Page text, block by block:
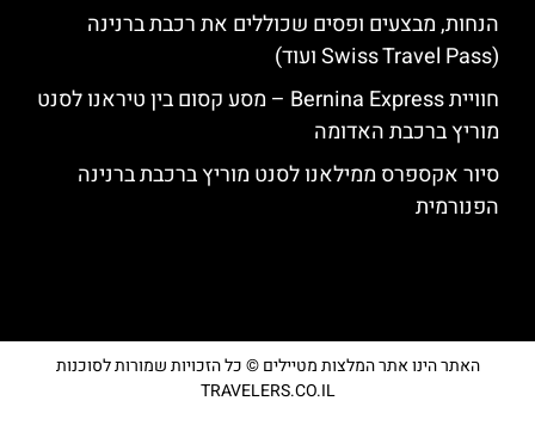
הנחות, מבצעים ופסים שכוללים את רכבת ברנינה
(Swiss Travel Pass ועוד)
חוויית Bernina Express – מסע קסום בין טיראנו לסנט
מוריץ ברכבת האדומה
סיור אקספרס ממילאנו לסנט מוריץ ברכבת ברנינה
הפנורמית
האתר הינו אתר המלצות מטיילים © כל הזכויות שמורות לסוכנות
TRAVELERS.CO.IL